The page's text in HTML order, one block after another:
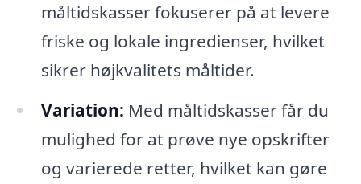
måltidskasser fokuserer på at levere
friske og lokale ingredienser, hvilket
sikrer højkvalitets måltider.
Variation: Med måltidskasser får du
mulighed for at prøve nye opskrifter
og varierede retter, hvilket kan gøre